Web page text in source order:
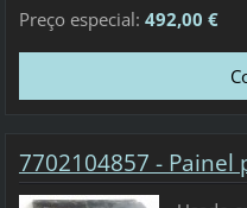
Preço especial: 492,00 €
7702104857 -